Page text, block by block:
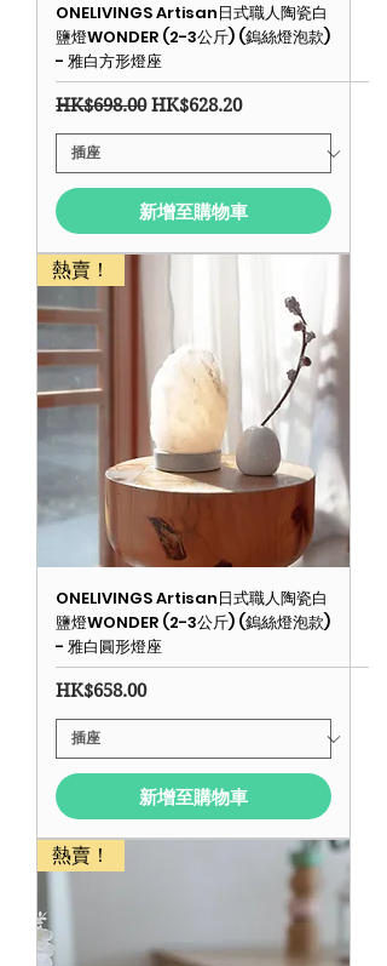
ONELIVINGS Artisan日式職人陶瓷白
鹽燈WONDER (2-3公斤) (鎢絲燈泡款)
- 雅白方形燈座
一般價格
HK$698.00 促銷價格
HK$628.20
新增至購物車
熱賣！
ONELIVINGS Artisan日式職人陶瓷白
鹽燈WONDER (2-3公斤) (鎢絲燈泡款)
- 雅白圓形燈座
價格
HK$658.00
新增至購物車
熱賣！